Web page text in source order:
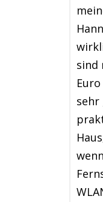
sind
sehr